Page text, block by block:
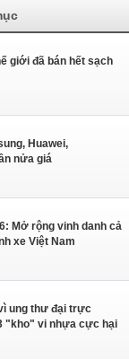
giới đã bán hết sạch
Huawei,
nửa giá
Mở rộng vinh danh cả
xe Việt Nam
ung thư đại trực
"kho" vi nhựa cực hại